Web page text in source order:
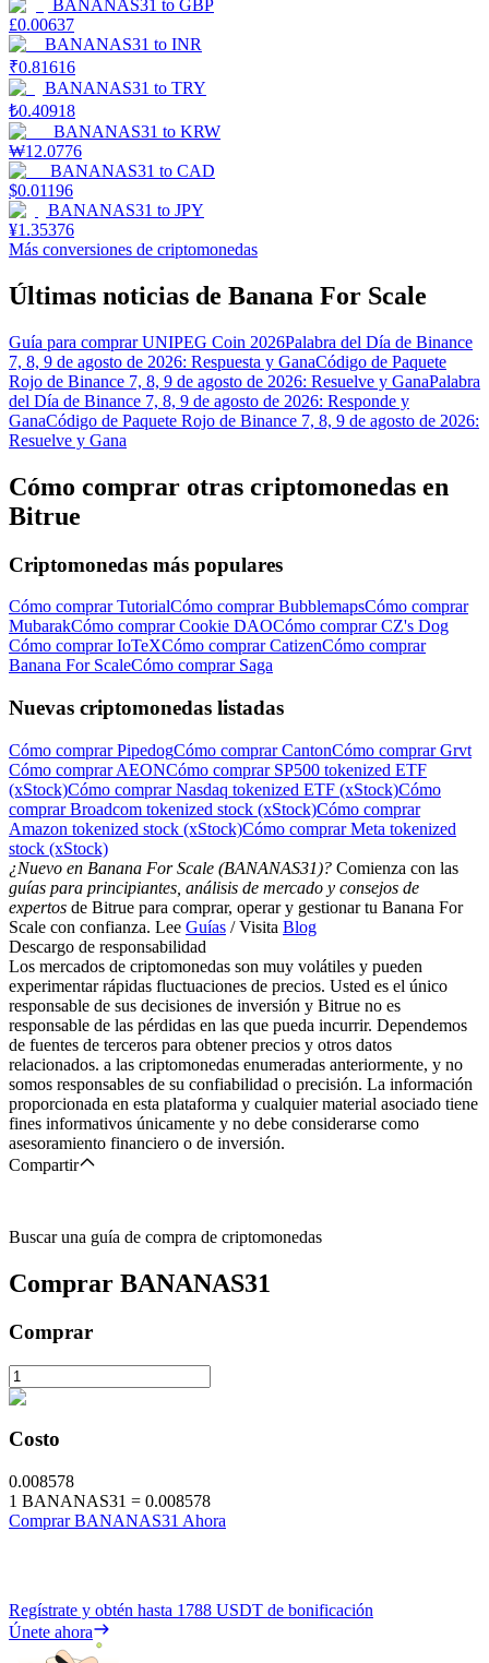
BANANAS31 to GBP
£0.00637
BANANAS31 to INR
₹0.81616
BANANAS31 to TRY
₺0.40918
BANANAS31 to KRW
₩12.0776
BANANAS31 to CAD
$0.01196
BANANAS31 to JPY
¥1.35376
Más conversiones de criptomonedas
Últimas noticias de Banana For Scale
Guía para comprar UNIPEG Coin 2026Palabra del Día de Binance
7, 8, 9 de agosto de 2026: Respuesta y GanaCódigo de Paquete
Rojo de Binance 7, 8, 9 de agosto de 2026: Resuelve y GanaPalabra
del Día de Binance 7, 8, 9 de agosto de 2026: Responde y
GanaCódigo de Paquete Rojo de Binance 7, 8, 9 de agosto de 2026:
Resuelve y Gana
Cómo comprar otras criptomonedas en
Bitrue
Criptomonedas más populares
Cómo comprar TutorialCómo comprar BubblemapsCómo comprar
MubarakCómo comprar Cookie DAOCómo comprar CZ's Dog
Cómo comprar IoTeXCómo comprar CatizenCómo comprar
Banana For ScaleCómo comprar Saga
Nuevas criptomonedas listadas
Cómo comprar PipedogCómo comprar CantonCómo comprar Grvt
Cómo comprar AEONCómo comprar SP500 tokenized ETF
(xStock)Cómo comprar Nasdaq tokenized ETF (xStock)Cómo
comprar Broadcom tokenized stock (xStock)Cómo comprar
Amazon tokenized stock (xStock)Cómo comprar Meta tokenized
stock (xStock)
¿Nuevo en Banana For Scale (BANANAS31)? Comienza con las
guías para principiantes, análisis de mercado y consejos de
expertos de Bitrue para comprar, operar y gestionar tu Banana For
Scale con confianza. Lee Guías / Visita Blog
Descargo de responsabilidad
Los mercados de criptomonedas son muy volátiles y pueden
experimentar rápidas fluctuaciones de precios. Usted es el único
responsable de sus decisiones de inversión y Bitrue no es
responsable de las pérdidas en las que pueda incurrir. Dependemos
de fuentes de terceros para obtener precios y otros datos
relacionados. a las criptomonedas enumeradas anteriormente, y no
somos responsables de su confiabilidad o precisión. La información
proporcionada en esta plataforma y cualquier material asociado tiene
fines informativos únicamente y no debe considerarse como
asesoramiento financiero o de inversión.
Compartir
Buscar una guía de compra de criptomonedas
Comprar BANANAS31
Comprar
Costo
0.008578
1 BANANAS31 = 0.008578
Comprar BANANAS31 Ahora
Regístrate y obtén hasta 1788 USDT de bonificación
Únete ahora